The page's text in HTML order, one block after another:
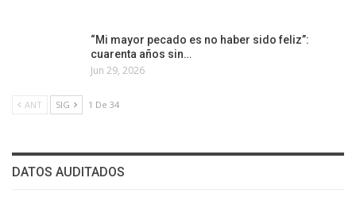
“Mi mayor pecado es no haber sido feliz”:
cuarenta años sin…
Jun 29, 2026
ANT SIG 1 De 34
DATOS AUDITADOS